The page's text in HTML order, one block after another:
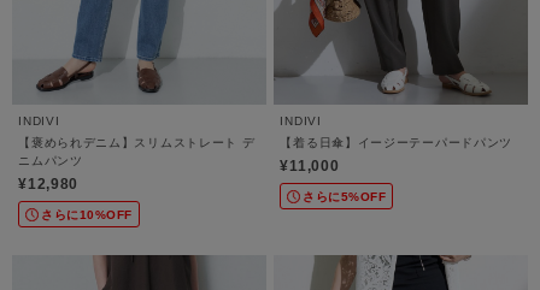
INDIVI
【褒められデニム】スリムストレート デ
ニムパンツ
¥12,980
さらに10%OFF
INDIVI
【着る日傘】イージーテーパードパンツ
¥11,000
さらに5%OFF